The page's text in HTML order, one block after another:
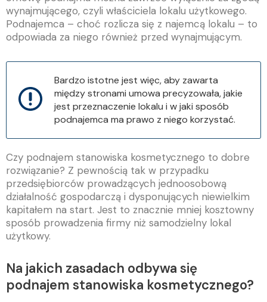
wynajmującego, czyli właściciela lokalu użytkowego.
Podnajemca – choć rozlicza się z najemcą lokalu – to
odpowiada za niego również przed wynajmującym.
Bardzo istotne jest więc, aby zawarta
między stronami umowa precyzowała, jakie
jest przeznaczenie lokalu i w jaki sposób
podnajemca ma prawo z niego korzystać.
Czy podnajem stanowiska kosmetycznego to dobre
rozwiązanie? Z pewnością tak w przypadku
przedsiębiorców prowadzących jednoosobową
działalność gospodarczą i dysponujących niewielkim
kapitałem na start. Jest to znacznie mniej kosztowny
sposób prowadzenia firmy niż samodzielny lokal
użytkowy.
Na jakich zasadach odbywa się
podnajem stanowiska kosmetycznego?